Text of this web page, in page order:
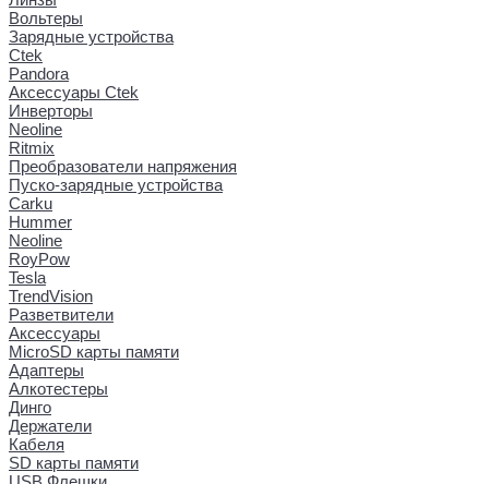
Вольтеры
Зарядные устройства
Ctek
Pandora
Аксессуары Ctek
Инверторы
Neoline
Ritmix
Преобразователи напряжения
Пуско-зарядные устройства
Carku
Hummer
Neoline
RoyPow
Tesla
TrendVision
Разветвители
Аксессуары
MicroSD карты памяти
Адаптеры
Алкотестеры
Динго
Держатели
Кабеля
SD карты памяти